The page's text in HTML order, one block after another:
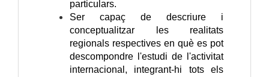
particulars.
Ser capaç de descriure i
conceptualitzar les realitats
regionals respectives en què es pot
descompondre l'estudi de l'activitat
internacional, integrant-hi tots els